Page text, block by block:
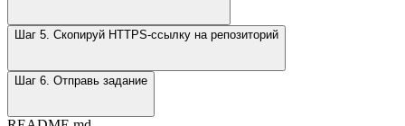
Шаг 5. Скопируй HTTPS-ссылку на репозиторий
Шаг 6. Отправь задание